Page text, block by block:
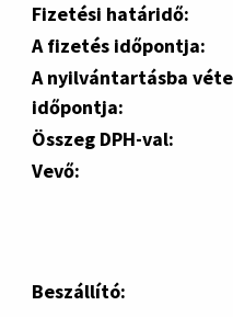
Fizetési határidő:
A fizetés időpontja:
A nyilvántartásba
időpontja:
Összeg DPH-val:
Vevő:
Beszállító: